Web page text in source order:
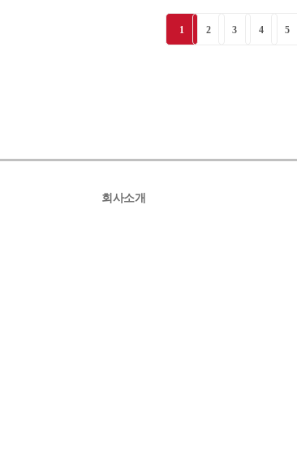
1 2 3 4 5
회사소개